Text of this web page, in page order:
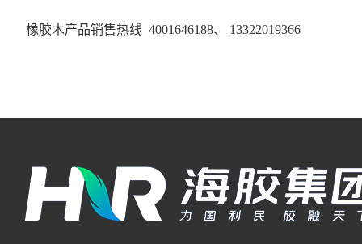
橡胶木产品销售热线 4001646188、 13322019366